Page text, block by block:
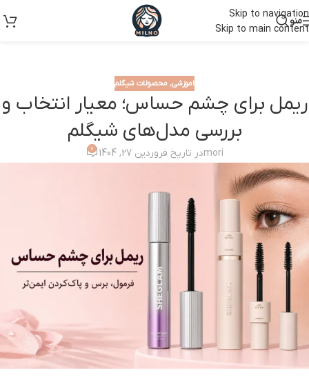
Skip to navigation
Skip to main content
منو
اموزشی, محصولات شیگلم
ریمل برای چشم حساس؛ معیار انتخاب و
بررسی مدل‌های شیگلم
moriدر تاریخ فروردین 27, 1404 0